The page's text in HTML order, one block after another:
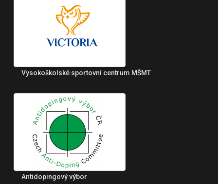
Vysokoškolské sportovní centrum MŠMT
Antidopingový výbor